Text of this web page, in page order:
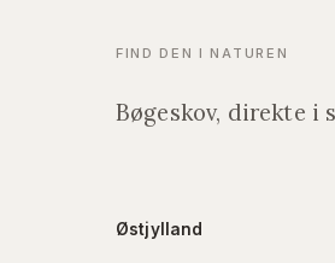
FIND DEN I NATUREN
Bøgeskov, direkte i
Østjylland